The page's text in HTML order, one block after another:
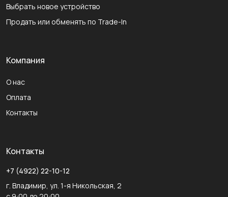
Выбрать новое устройство
Продать или обменять по Trade-In
Компания
О нас
Оплата
Контакты
Контакты
+7 (4922) 22-10-12
г. Владимир, ул. 1-я Никольская, 2